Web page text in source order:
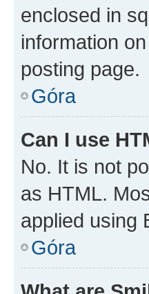
enclosed in
information
posting page.
Góra
Can I use
No. It is not
as HTML.
applied using
Góra